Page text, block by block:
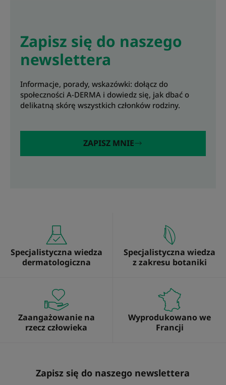
Zapisz się do naszego
newslettera
Informacje, porady, wskazówki: dołącz do
społeczności A-DERMA i dowiedz się, jak dbać o
delikatną skórę wszystkich członków rodziny.
ZAPISZ MNIE
Specjalistyczna wiedza
dermatologiczna
Specjalistyczna wiedza
z zakresu botaniki
Zaangażowanie na
rzecz człowieka
Wyprodukowano we
Francji
Zapisz się do naszego newslettera